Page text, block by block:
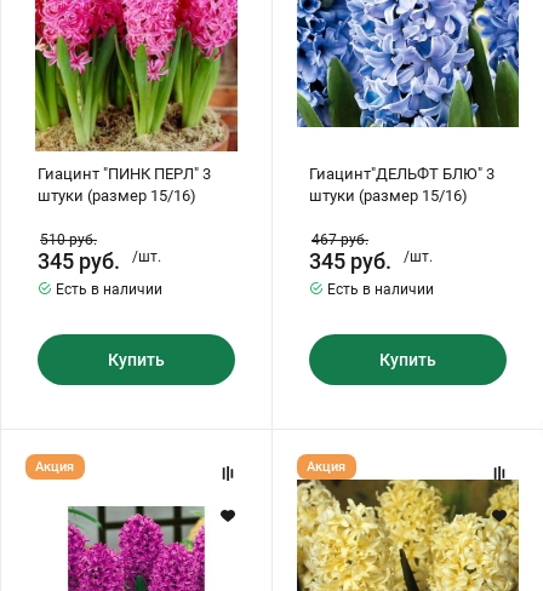
Гиацинт "ПИНК ПЕРЛ" 3
штуки (размер 15/16)
510руб.
345 руб.
/шт.
Есть в наличии
Купить
Гиацинт"ДЕЛЬФТ БЛЮ" 3
штуки (размер 15/16)
467руб.
345 руб.
/шт.
Есть в наличии
Купить
Гиацинт
"МИСС
(размер
15/16)
Акция
Гиацинт
"СИТИ
ОФ
ХАРЛЕМ"
3
штуки
(размер
15/16)
Акция